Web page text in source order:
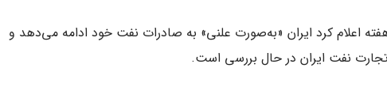
اعلام کرد ایران «به‌صورت علنی» به صادرات نفت خود ادامه می‌دهد و
تجارت نفت ایران در حال بررسی است.